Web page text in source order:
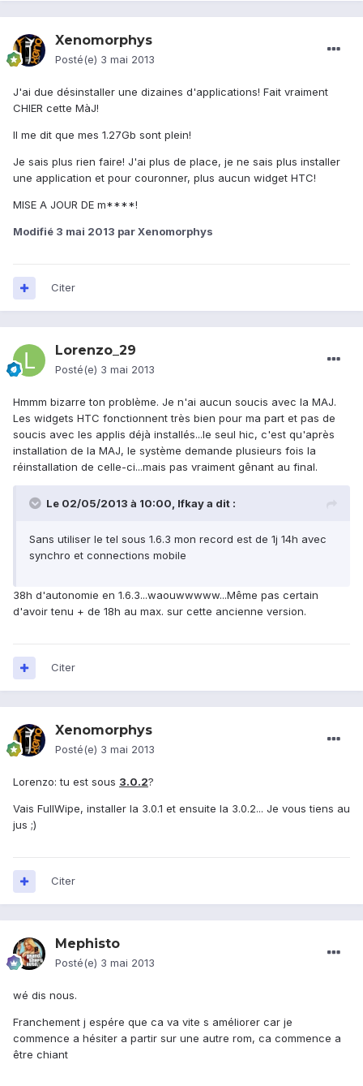
Xenomorphys
Posté(e) 3 mai 2013
J'ai due désinstaller une dizaines d'applications! Fait vraiment
CHIER cette MàJ!
Il me dit que mes 1.27Gb sont plein!
Je sais plus rien faire! J'ai plus de place, je ne sais plus installer
une application et pour couronner, plus aucun widget HTC!
MISE A JOUR DE m****!
Modifié 3 mai 2013 par Xenomorphys
Citer
Lorenzo_29
Posté(e) 3 mai 2013
Hmmm bizarre ton problème. Je n'ai aucun soucis avec la MAJ.
Les widgets HTC fonctionnent très bien pour ma part et pas de
soucis avec les applis déjà installés...le seul hic, c'est qu'après
installation de la MAJ, le système demande plusieurs fois la
réinstallation de celle-ci...mais pas vraiment gênant au final.
Le 02/05/2013 à 10:00, Ifkay a dit :
Sans utiliser le tel sous 1.6.3 mon record est de 1j 14h avec
synchro et connections mobile
38h d'autonomie en 1.6.3...waouwwwww...Même pas certain
d'avoir tenu + de 18h au max. sur cette ancienne version.
Citer
Xenomorphys
Posté(e) 3 mai 2013
Lorenzo: tu est sous 3.0.2?
Vais FullWipe, installer la 3.0.1 et ensuite la 3.0.2... Je vous tiens au
jus ;)
Citer
Mephisto
Posté(e) 3 mai 2013
wé dis nous.
Franchement j espére que ca va vite s améliorer car je
commence a hésiter a partir sur une autre rom, ca commence a
être chiant